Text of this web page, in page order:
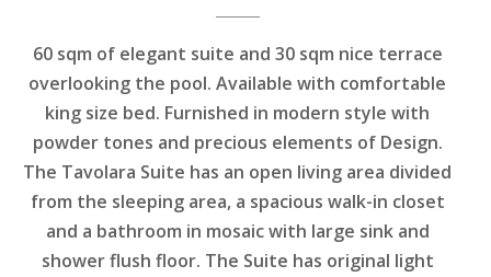
60 sqm of elegant suite and 30 sqm nice terrace
overlooking the pool. Available with comfortable
king size bed. Furnished in modern style with
powder tones and precious elements of Design.
The Tavolara Suite has an open living area divided
from the sleeping area, a spacious walk-in closet
and a bathroom in mosaic with large sink and
shower flush floor. The Suite has original light